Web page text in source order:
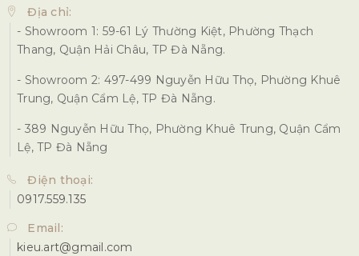
Địa chỉ:
- Showroom 1: 59-61 Lý Thường Kiệt, Phường Thạch
Thang, Quận Hải Châu, TP Đà Nẵng.
- Showroom 2: 497-499 Nguyễn Hữu Thọ, Phường Khuê
Trung, Quận Cẩm Lệ, TP Đà Nẵng.
- 389 Nguyễn Hữu Thọ, Phường Khuê Trung, Quận Cẩm
Lệ, TP Đà Nẵng
Điện thoại:
0917.559.135
Email:
kieu.art@gmail.com